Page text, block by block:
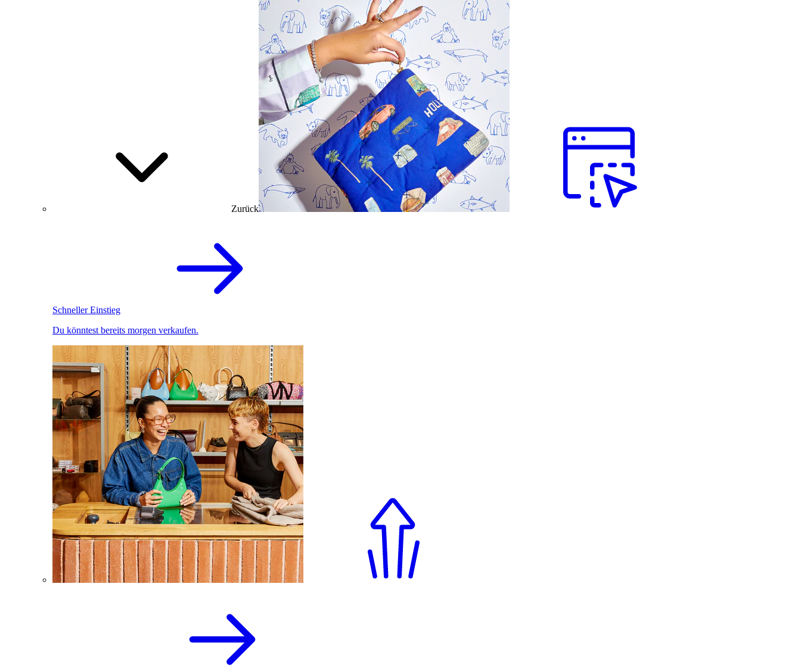
Zurück
Schneller Einstieg
Du könntest bereits morgen verkaufen.